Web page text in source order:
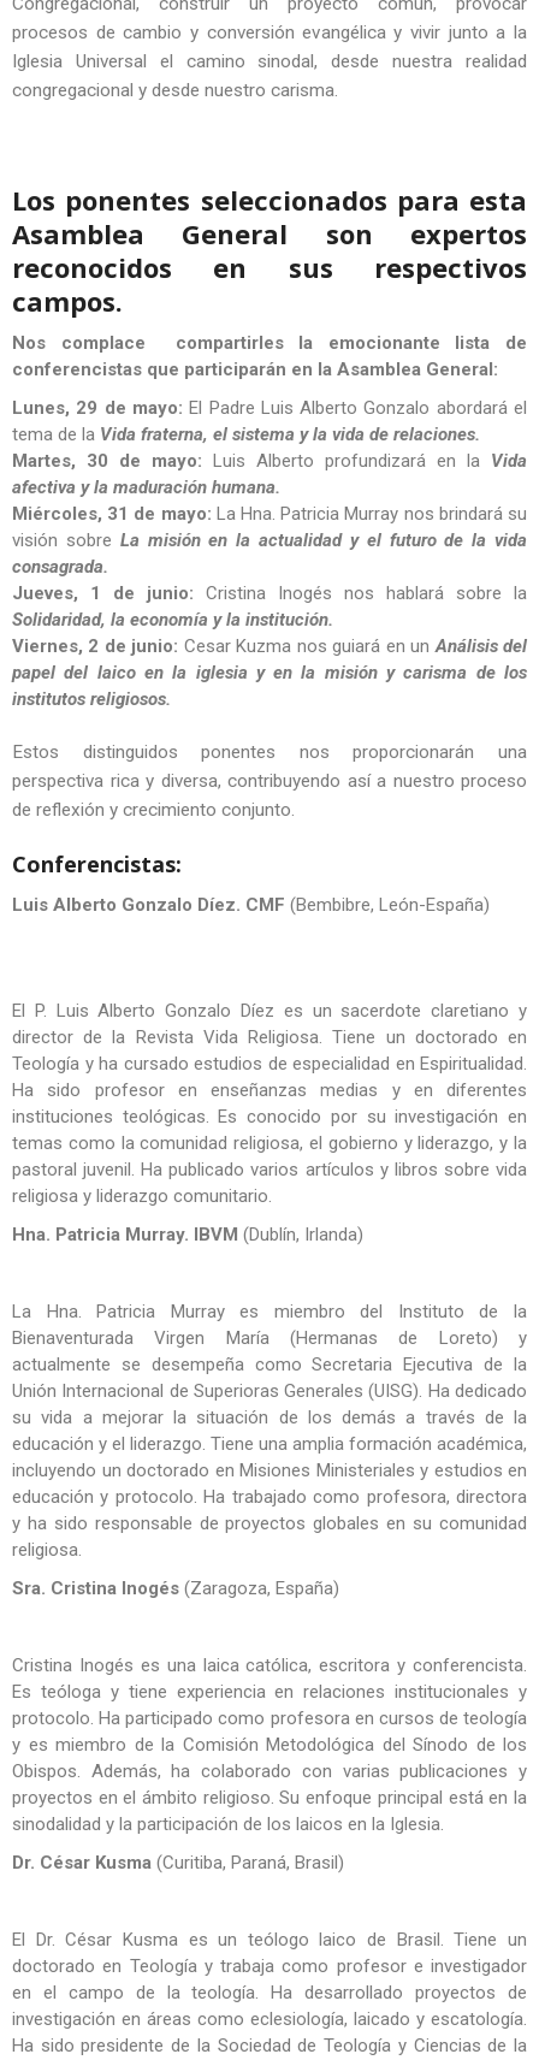
procesos de cambio y conversión evangélica y vivir junto a la
Iglesia Universal el camino sinodal, desde nuestra realidad
congregacional y desde nuestro carisma.
Los ponentes seleccionados para esta
Asamblea General son expertos
reconocidos en sus respectivos
campos.
Nos complace compartirles la emocionante lista de
conferencistas que participarán en la Asamblea General:
Lunes, 29 de mayo: El Padre Luis Alberto Gonzalo abordará el
tema de la Vida fraterna, el sistema y la vida de relaciones.
Martes, 30 de mayo: Luis Alberto profundizará en la Vida
afectiva y la maduración humana.
Miércoles, 31 de mayo: La Hna. Patricia Murray nos brindará su
visión sobre La misión en la actualidad y el futuro de la vida
consagrada.
Jueves, 1 de junio: Cristina Inogés nos hablará sobre la
Solidaridad, la economía y la institución.
Viernes, 2 de junio: Cesar Kuzma nos guiará en unAnálisis del
papel del laico en la iglesia y en la misión y carisma de los
institutos religiosos.
Estos distinguidos ponentes nos proporcionarán una
perspectiva rica y diversa, contribuyendo así a nuestro proceso
de reflexión y crecimiento conjunto.
Conferencistas:
Luis Alberto Gonzalo Díez. CMF (Bembibre, León-España)
El P. Luis Alberto Gonzalo Díez es un sacerdote claretiano y
director de la Revista Vida Religiosa. Tiene un doctorado en
Teología y ha cursado estudios de especialidad en Espiritualidad.
Ha sido profesor en enseñanzas medias y en diferentes
instituciones teológicas. Es conocido por su investigación en
temas como la comunidad religiosa, el gobierno y liderazgo, y la
pastoral juvenil. Ha publicado varios artículos y libros sobre vida
religiosa y liderazgo comunitario.
Hna. Patricia Murray. IBVM (Dublín, Irlanda)
La Hna. Patricia Murray es miembro del Instituto de la
Bienaventurada Virgen María (Hermanas de Loreto) y
actualmente se desempeña como Secretaria Ejecutiva de la
Unión Internacional de Superioras Generales (UISG). Ha dedicado
su vida a mejorar la situación de los demás a través de la
educación y el liderazgo. Tiene una amplia formación académica,
incluyendo un doctorado en Misiones Ministeriales y estudios en
educación y protocolo. Ha trabajado como profesora, directora
y ha sido responsable de proyectos globales en su comunidad
religiosa.
Sra. Cristina Inogés (Zaragoza, España)
Cristina Inogés es una laica católica, escritora y conferencista.
Es teóloga y tiene experiencia en relaciones institucionales y
protocolo. Ha participado como profesora en cursos de teología
y es miembro de la Comisión Metodológica del Sínodo de los
Obispos. Además, ha colaborado con varias publicaciones y
proyectos en el ámbito religioso. Su enfoque principal está en la
sinodalidad y la participación de los laicos en la Iglesia.
Dr. César Kusma (Curitiba, Paraná, Brasil)
El Dr. César Kusma es un teólogo laico de Brasil. Tiene un
doctorado en Teología y trabaja como profesor e investigador
en el campo de la teología. Ha desarrollado proyectos de
investigación en áreas como eclesiología, laicado y escatología.
Ha sido presidente de la Sociedad de Teología y Ciencias de la